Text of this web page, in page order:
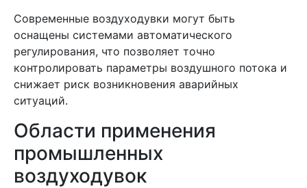
Современные воздуходувки могут быть
оснащены системами автоматического
регулирования, что позволяет точно
контролировать параметры воздушного потока и
снижает риск возникновения аварийных
ситуаций.
Области применения
промышленных
воздуходувок